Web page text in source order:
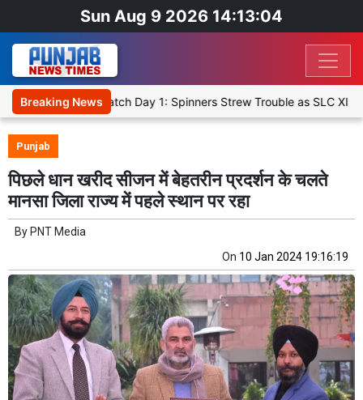
Sun Aug 9 2026 14:13:04
Breaking News
Warm-Up Match Day 1: Spinners Strew Trouble as SLC XI
Punjab
पिछले धान खरीद सीजन में बेहतरीन प्रदर्शन के चलते
मानसा जिला राज्य में पहले स्थान पर रहा
By PNT Media
On 10 Jan 2024 19:16:19